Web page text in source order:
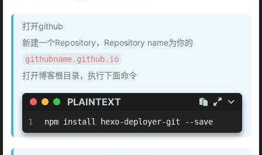
打开github
新建一个Repository，Repository name为你的
githubname.github.io
打开博客根目录，执行下面命令
PLAINTEXT
1 npm install hexo-deployer-git --save